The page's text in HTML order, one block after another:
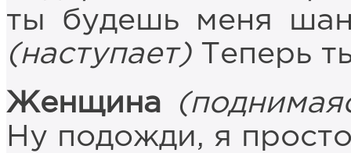
ты будешь меня
(наступает)Теперь
Женщина
Ну подожди, я